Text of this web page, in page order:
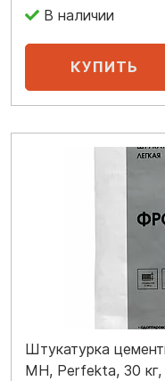
В наличии
Штукатурка
МН, Perfekta, 30 кг,